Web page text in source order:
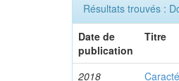
Résultats trouvés :
Date de
publication
Titre
2018